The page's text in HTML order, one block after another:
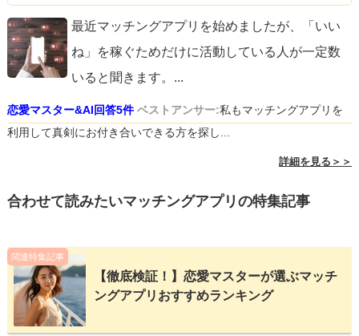
最近マッチングアプリを始めましたが、「いい
ね」を稼ぐためだけに活動している人が一定数
いると聞きます。 ...
恋愛マスター&AI回答5件 ベストアンサー:私もマッチングアプリを
利用して真剣にお付き合いできる方を探し...
詳細を見る＞＞
合わせて読みたいマッチングアプリの特集記事
関連特集記事
【徹底検証！】恋愛マスターが選ぶマッチ
ングアプリおすすめランキング